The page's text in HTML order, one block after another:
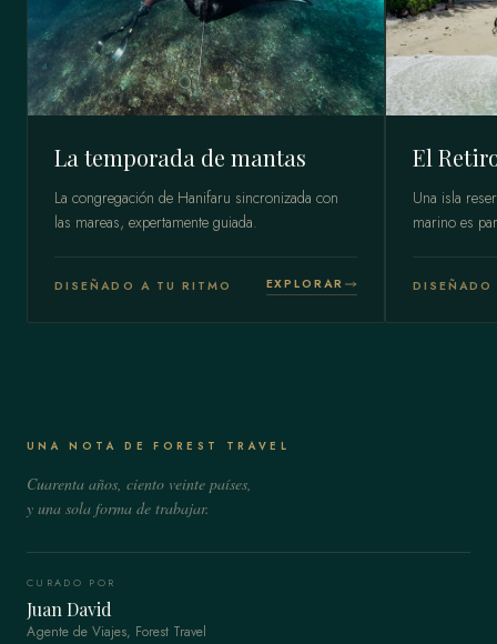
La temporada de mantas
La congregación de Hanifaru sincronizada con
las mareas, expertamente guiada.
DISEÑADO A TU RITMO EXPLORAR
El
Una isla
marino es
UNA NOTA DE FOREST TRAVEL
Cuarenta años, ciento veinte países,
y una sola forma de trabajar.
CURADO POR
Juan David
Agente de Viajes, Forest Travel